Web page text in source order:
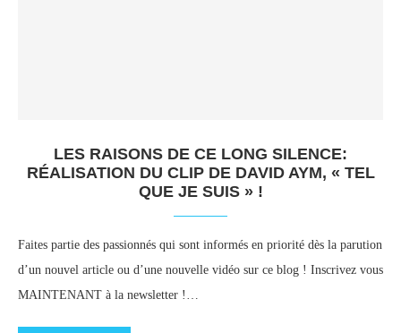
LES RAISONS DE CE LONG SILENCE:
RÉALISATION DU CLIP DE DAVID AYM, « TEL
QUE JE SUIS » !
Faites partie des passionnés qui sont informés en priorité dès la parution
d’un nouvel article ou d’une nouvelle vidéo sur ce blog ! Inscrivez vous
MAINTENANT à la newsletter !…